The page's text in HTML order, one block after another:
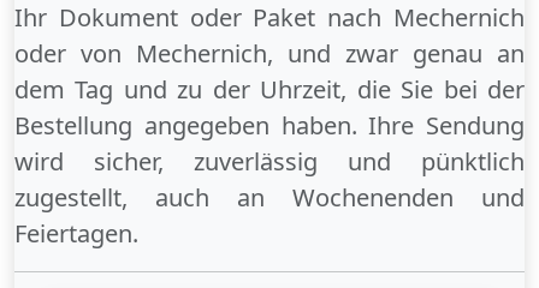
Ihr Dokument oder Paket nach Mechernich
oder von Mechernich, und zwar genau an
dem Tag und zu der Uhrzeit, die Sie bei der
Bestellung angegeben haben. Ihre Sendung
wird sicher, zuverlässig und pünktlich
zugestellt, auch an Wochenenden und
Feiertagen.